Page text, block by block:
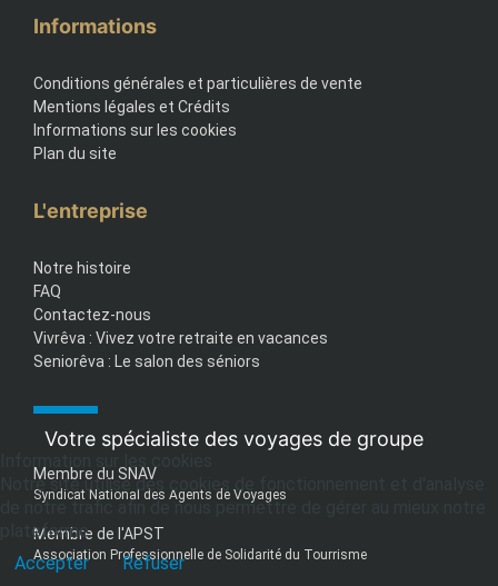
Informations
Conditions générales et particulières de vente
Mentions légales et Crédits
Informations sur les cookies
Plan du site
L'entreprise
Notre histoire
FAQ
Contactez-nous
Vivrêva : Vivez votre retraite en vacances
Seniorêva : Le salon des séniors
Votre spécialiste des voyages de groupe
Membre du SNAV
Syndicat National des Agents de Voyages
Membre de l'APST
Association Professionnelle de Solidarité du Tourrisme
Notre site utilise des cookies de fonctionnement et d'analyse
de notre trafic afin de nous permettre de gérer au mieux notre
plateforme.
Accepter
Refuser